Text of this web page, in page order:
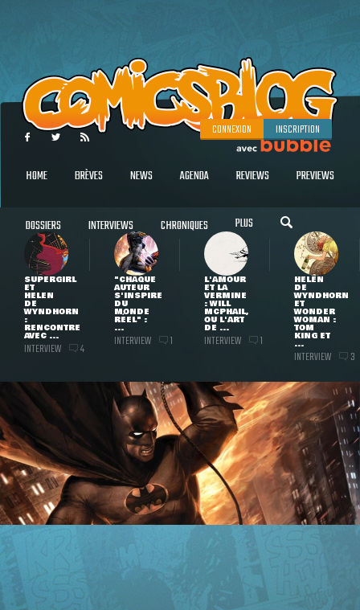
CONNEXION INSCRIPTION
HOME BRÈVES NEWS AGENDA REVIEWS PREVIEWS
DOSSIERS INTERVIEWS CHRONIQUES PLUS
SUPERGIRL
ET
HELEN
DE
WYNDHORN
:
RENCONTRE
AVEC ...
INTERVIEW 4
"CHAQUE
AUTEUR
S'INSPIRE
DU
MONDE
RÉEL" :
...
INTERVIEW 1
L'AMOUR
ET LA
VERMINE
: WILL
MCPHAIL,
OU L'ART
DE ...
INTERVIEW 1
HELEN
DE
WYNDHORN
ET
WONDER
WOMAN :
TOM
KING ET
...
INTERVIEW 3